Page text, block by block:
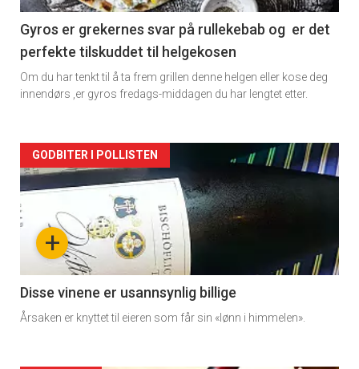
2
Gyros er grekernes svar på rullekebab og er det
perfekte tilskuddet til helgekosen
Om du har tenkt til å ta frem grillen denne helgen eller kose deg
innendørs ,er gyros fredags-middagen du har lengtet etter.
Forsiden
akkurat
nå
3
+
GODBITER I POLLISTEN
Disse vinene er usannsynlig billige
Årsaken er knyttet til eieren som får sin «lønn i himmelen».